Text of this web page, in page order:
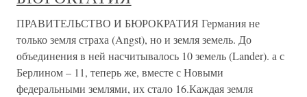
ПРАВИТЕЛЬСТВО И БЮРОКРАТИЯ Германия не
только земля страха (Angst), но и земля земель. До
объединения в ней насчитывалось 10 земель (Lander). а с
Берлином – 11, теперь же, вместе с Новыми
федеральными землями, их стало 16.Каждая земля